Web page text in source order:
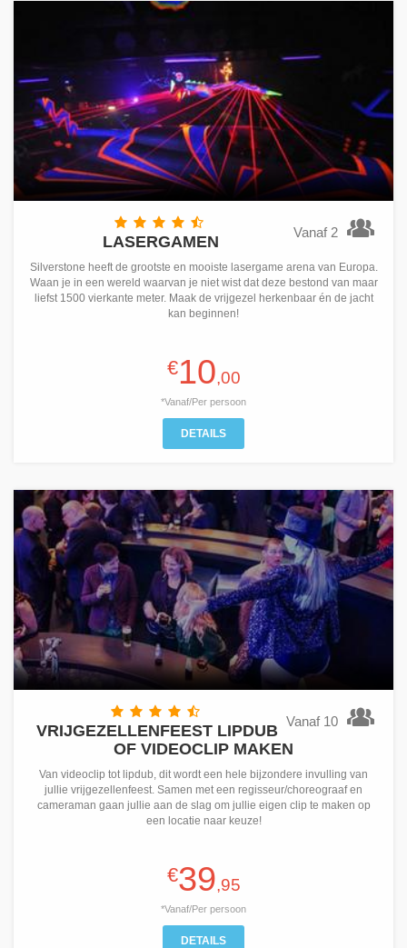
Vanaf 2
LASERGAMEN
Silverstone heeft de grootste en mooiste lasergame arena van Europa.
Waan je in een wereld waarvan je niet wist dat deze bestond van maar
liefst 1500 vierkante meter. Maak de vrijgezel herkenbaar én de jacht
kan beginnen!
€10,00
*Vanaf/Per persoon
DETAILS
Vanaf 10
VRIJGEZELLENFEEST LIPDUB
OF VIDEOCLIP MAKEN
Van videoclip tot lipdub, dit wordt een hele bijzondere invulling van
jullie vrijgezellenfeest. Samen met een regisseur/choreograaf en
cameraman gaan jullie aan de slag om jullie eigen clip te maken op
een locatie naar keuze!
€39,95
*Vanaf/Per persoon
DETAILS